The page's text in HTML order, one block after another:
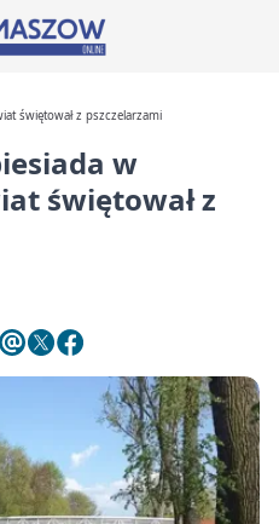
świętował z pszczelarzami
w
świętował z